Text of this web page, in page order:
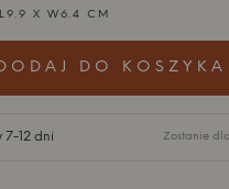
X W6.4 CM
DO KOSZYKA
7-12 dni Zostanie